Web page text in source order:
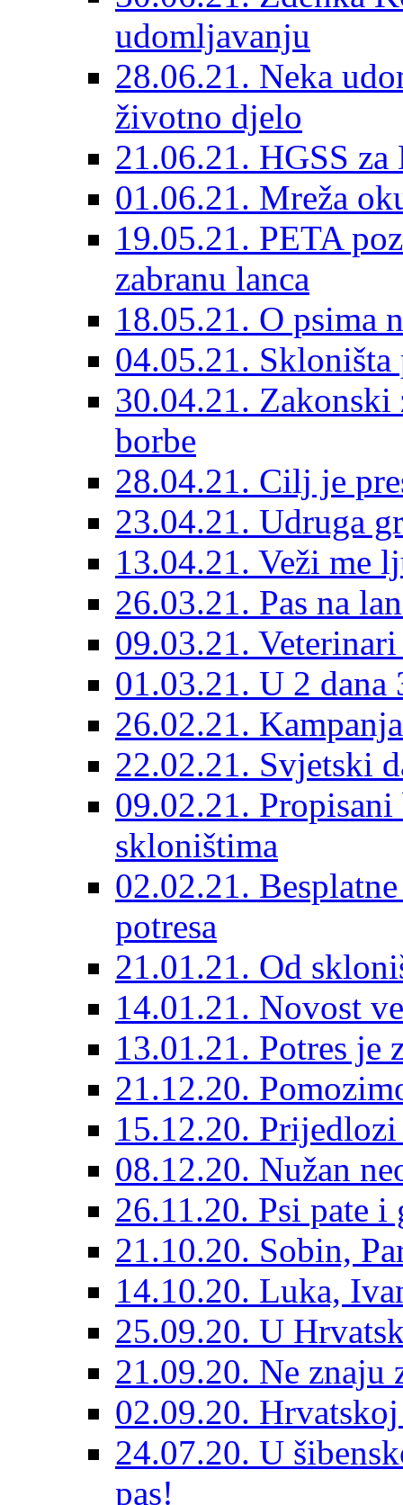
udomljavanju
28.06.21. Neka
životno djelo
21.06.21. HGSS za
01.06.21. Mreža
19.05.21. PETA
zabranu lanca
18.05.21. O psima
04.05.21.
30.04.21. Zakonski
borbe
28.04.21. Cilj je
23.04.21. Udruga
13.04.21. Veži me
26.03.21. Pas na
09.03.21.
01.03.21. U 2
26.02.21.
22.02.21. Svjetski
09.02.21.
skloništima
02.02.21.
potresa
21.01.21. Od
14.01.21. Novost
13.01.21. Potres je
21.12.20.
15.12.20.
08.12.20. Nužan
26.11.20. Psi pate
21.10.20. Sobin,
14.10.20. Luka,
25.09.20. U
21.09.20. Ne znaju
02.09.20.
24.07.20. U
pas!